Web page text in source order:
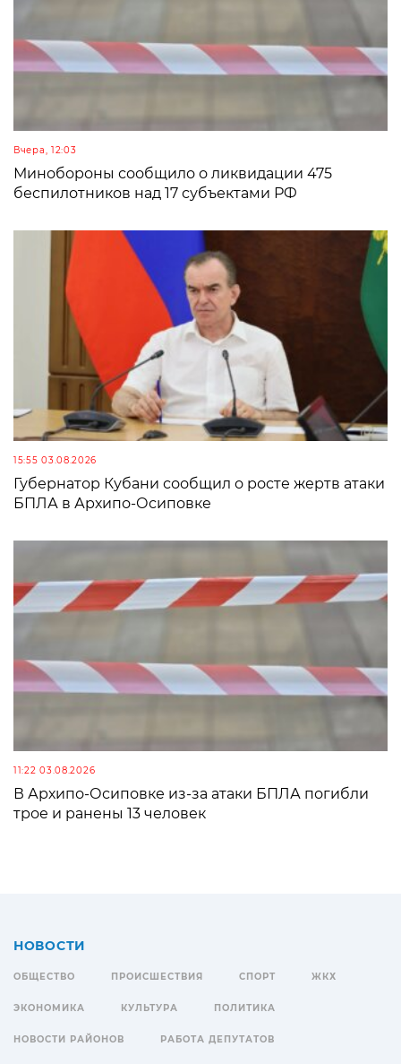
Вчера, 12:03
Минобороны сообщило о ликвидации 475
беспилотников над 17 субъектами РФ
15:55 03.08.2026
Губернатор Кубани сообщил о росте жертв атаки
БПЛА в Архипо-Осиповке
11:22 03.08.2026
В Архипо-Осиповке из-за атаки БПЛА погибли
трое и ранены 13 человек
НОВОСТИ
ОБЩЕСТВО ПРОИСШЕСТВИЯ СПОРТ ЖКХ
ЭКОНОМИКА КУЛЬТУРА ПОЛИТИКА
НОВОСТИ РАЙОНОВ РАБОТА ДЕПУТАТОВ